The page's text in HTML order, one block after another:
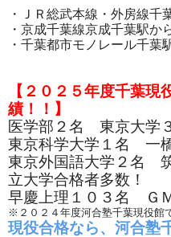
・ＪＲ総武本線・外房線千
・京成千葉線京成千葉駅か
・千葉都市モノレール千葉
【２０２５年度千葉現
績！！】
医学部２名 東京大学
東京科学大学１名 一
東京外国語大学２名
立大学合格者多数！
早慶上理１０３名 Ｇ
※２０２４年度河合塾千葉現役館
現役合格なら、河合塾